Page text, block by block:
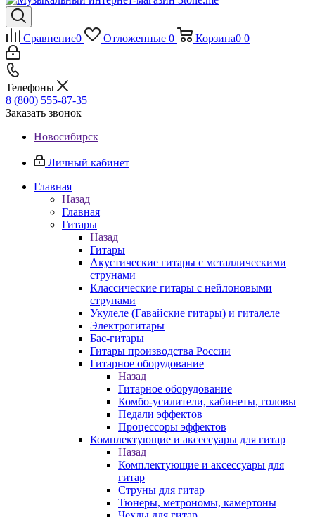
Сравнение0 Отложенные 0 Корзина0 0
Телефоны
8 (800) 555-87-35
Заказать звонок
Новосибирск
Личный кабинет
Главная
Назад
Главная
Гитары
Назад
Гитары
Акустические гитары с металлическими
струнами
Классические гитары с нейлоновыми
струнами
Укулеле (Гавайские гитары) и гиталеле
Электрогитары
Бас-гитары
Гитары производства России
Гитарное оборудование
Назад
Гитарное оборудование
Комбо-усилители, кабинеты, головы
Педали эффектов
Процессоры эффектов
Комплектующие и аксессуары для гитар
Назад
Комплектующие и аксессуары для
гитар
Струны для гитар
Тюнеры, метрономы, камертоны